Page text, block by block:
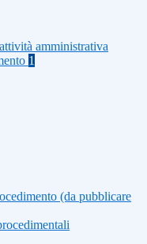
amministrativa
1
(da pubblicare